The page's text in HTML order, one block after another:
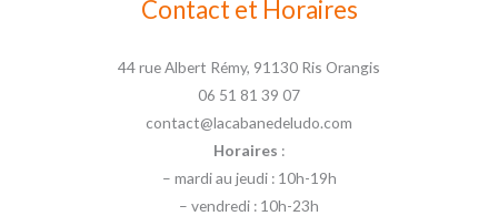
Contact et Horaires
44 rue Albert Rémy, 91130 Ris Orangis
06 51 81 39 07
contact@lacabanedeludo.com
Horaires :
– mardi au jeudi : 10h-19h
– vendredi : 10h-23h